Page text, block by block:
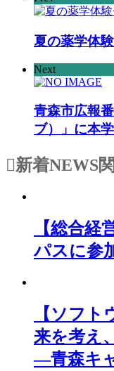
夏の薬学体
Next
青森市広報
ブ）」に本
新着NEWS
【総合
パスに参
【ソフ
来を考え
―青森キ